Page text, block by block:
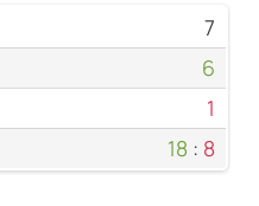
7
6
1
18 : 8